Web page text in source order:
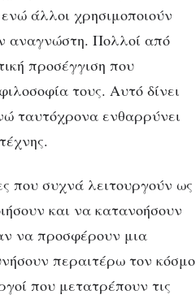
άλλοι χρησιμοποιούν
αναγνώστη. Πολλοί από
προσέγγιση που
τους. Αυτό δίνει
ταυτόχρονα ενθαρρύνει
που συχνά λειτουργούν ως
και να κατανοήσουν
να προσφέρουν μια
περαιτέρω τον κόσμο
που μετατρέπουν τις